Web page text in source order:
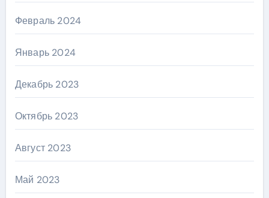
Февраль 2024
Январь 2024
Декабрь 2023
Октябрь 2023
Август 2023
Май 2023